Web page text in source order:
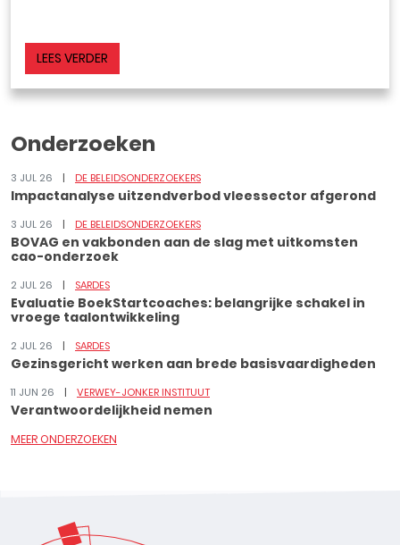
LEES VERDER
Onderzoeken
3 JUL 26 DE BELEIDSONDERZOEKERS
Impactanalyse uitzendverbod vleessector afgerond
3 JUL 26 DE BELEIDSONDERZOEKERS
BOVAG en vakbonden aan de slag met uitkomsten
cao-onderzoek
2 JUL 26 SARDES
Evaluatie BoekStartcoaches: belangrijke schakel in
vroege taalontwikkeling
2 JUL 26 SARDES
Gezinsgericht werken aan brede basisvaardigheden
11 JUN 26 VERWEY-JONKER INSTITUUT
Verantwoordelijkheid nemen
MEER ONDERZOEKEN